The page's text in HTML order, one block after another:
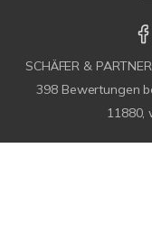
SCHÄFER &
398 Bewertungen
11880,